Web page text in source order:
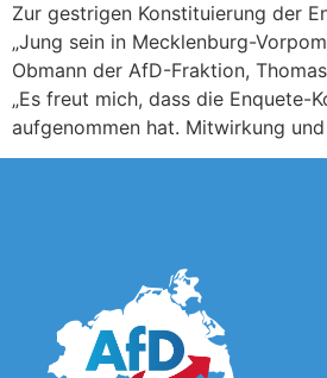
Zur gestrigen Konstituierung der
„Jung sein in Mecklenburg-
Obmann der AfD-Fraktion,
„Es freut mich, dass die Enquete-
aufgenommen hat. Mitwirkung